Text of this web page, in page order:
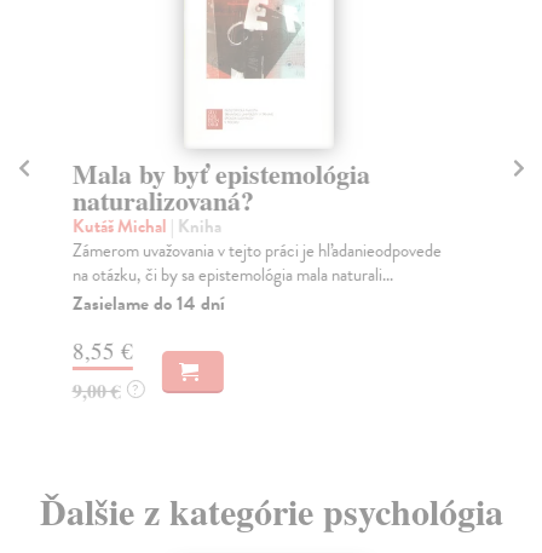
Mala by byť epistemológia
naturalizovaná?
Kutáš Michal | Kniha
Zámerom uvažovania v tejto práci je hľadanieodpovede
na otázku, či by sa epistemológia mala naturali...
Zasielame do 14 dní
8,55 €
9,00 € ?
Ďalšie z kategórie psychológia